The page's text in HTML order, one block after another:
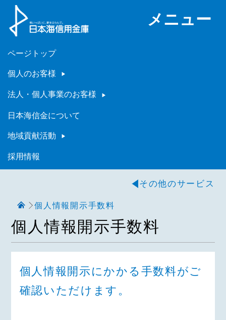
メニュー
ページトップ
個人のお客様
法人・個人事業のお客様
日本海信金について
地域貢献活動
採用情報
その他のサービス
個人情報開示手数料
個人情報開示手数料
個人情報開示にかかる手数料がご
確認いただけます。